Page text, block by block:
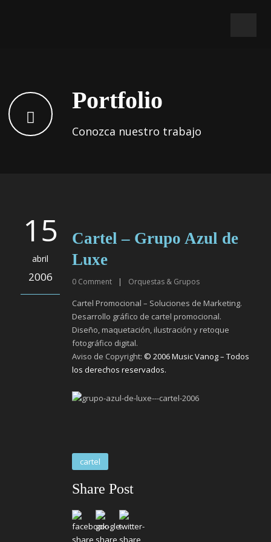
Portfolio
Conozca nuestro trabajo
15
abril
2006
Cartel – Grupo Azul de
Luxe
0 Comment | Orquestas & Grupos
Cartel Promocional – Soluciones de Marketing.
Desarrollo gráfico de cartel promocional.
Diseño, maquetación, ilustración y retoque
fotográfico digital.
Aviso de Copyright: © 2006 Music Vanog – Todos
los derechos reservados.
cartel
Share Post